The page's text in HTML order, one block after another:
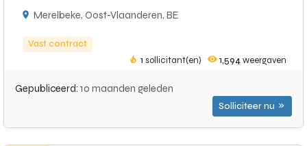
Merelbeke, Oost-Vlaanderen, BE
Vast contract
1 sollicitant(en) 1,594weergaven
Gepubliceerd: 10 maanden geleden
Solliciteer nu